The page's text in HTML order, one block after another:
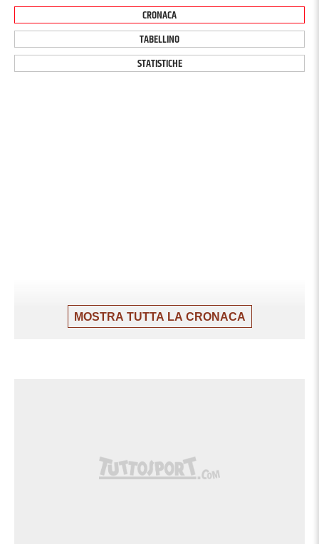
CRONACA
TABELLINO
STATISTICHE
MOSTRA TUTTA LA CRONACA